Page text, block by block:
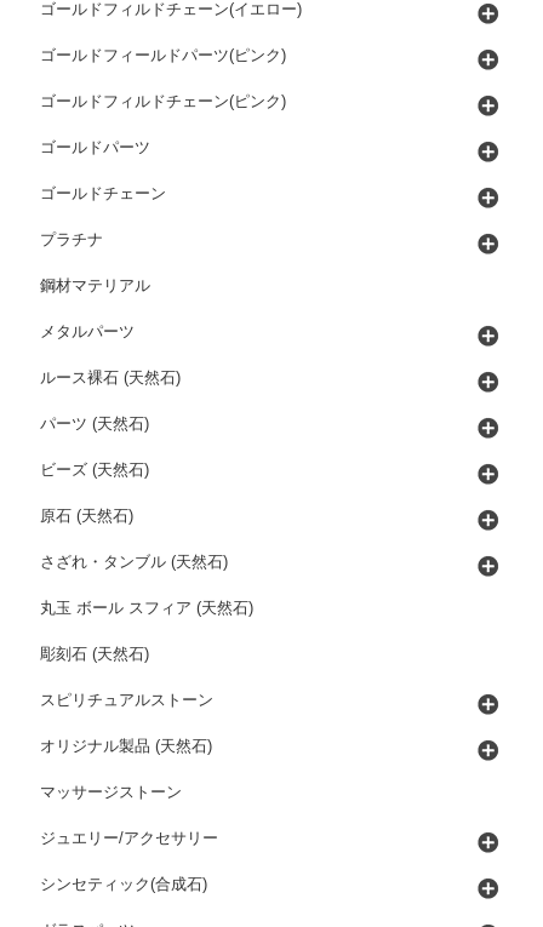
ゴールドフィルドチェーン(イエロー)
ゴールドフィールドパーツ(ピンク)
ゴールドフィルドチェーン(ピンク)
ゴールドパーツ
ゴールドチェーン
プラチナ
鋼材マテリアル
メタルパーツ
ルース裸石 (天然石)
パーツ (天然石)
ビーズ (天然石)
原石 (天然石)
さざれ・タンブル (天然石)
丸玉 ボール スフィア (天然石)
彫刻石 (天然石)
スピリチュアルストーン
オリジナル製品 (天然石)
マッサージストーン
ジュエリー/アクセサリー
シンセティック(合成石)